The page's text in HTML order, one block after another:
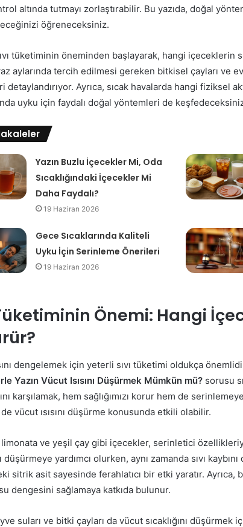
altında tutmayı zorlaştırabilir. Bu yazıda, doğal
öğreneceksiniz.
tüketiminin öneminden başlayarak, hangi
aylarında tercih edilmesi gereken bitkisel çayları ve
detaylandırıyor. Ayrıca, sıcak havalarda hangi fiziksel
uyku için faydalı doğal yöntemleri de
Yazın Buzlu İçecekler Mi, Oda
Sıcaklığındaki İçecekler Mi
Daha Faydalı?
19 Haziran 2026
Gece Sıcaklarında Kaliteli
Uyku İçin Serinleme Önerileri
19 Haziran 2026
Önemi: Hangi
dengelemek için yeterli sıvı tüketimi oldukça
Yazın Vücut Isısını Düşürmek Mümkün mü? sorusu
karşılamak, hem sağlığımızı korur hem de
vücut ısısını düşürme konusunda etkili olabilir.
ve yeşil çay gibi içecekler, serinletici
düşürmeye yardımcı olurken, aynı zamanda sıvı
sitrik asit sayesinde ferahlatıcı bir etki yaratır.
dengesini sağlamaya katkıda bulunur.
suları ve bitki çayları da vücut sıcaklığını